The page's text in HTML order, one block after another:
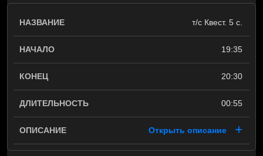
т/с Квест. 5 с.
19:35
20:30
00:55
Открыть описание